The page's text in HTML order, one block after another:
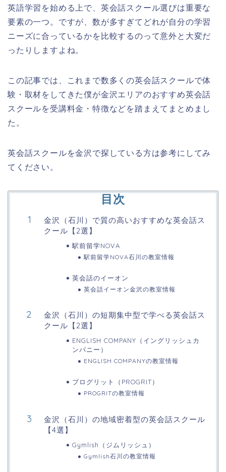
英語学習を始める上で、英会話スクール選びは重要な
要素の一つ。ですが、数が多すぎてどれが自分の学習
ニーズに合っているかを比較するのって意外と大変だ
ったりしますよね。
この記事では、これまで数多くの英会話スクールで体
験・取材をしてきた僕が金沢エリアのおすすめ英会話
スクールを受講料金・特徴などを踏まえてまとめまし
た。
英会話スクールを金沢で探している方は参考にしてみ
てください。
目次
金沢（石川）で質の高いおすすめな英会話ス
クール【2選】
駅前留学NOVA
駅前留学NOVA石川の教室情報
英会話のイーオン
英会話イーオン金沢の教室情報
金沢（石川）の短期集中型で学べる英会話ス
クール【2選】
ENGLISH COMPANY（イングリッシュカ
ンパニー）
ENGLISH COMPANYの教室情報
プログリット（PROGRIT）
PROGRITの教室情報
金沢（石川）の地域密着型の英会話スクール
【4選】
Gymlish（ジムリッシュ）
Gymlish石川の教室情報